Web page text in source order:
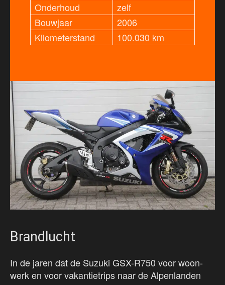
Onderhoud
zelf
Bouwjaar
2006
Kilometerstand
100.030 km
Brandlucht
In de jaren dat de Suzuki GSX-R750 voor woon-
werk en voor vakantietrips naar de Alpenlanden